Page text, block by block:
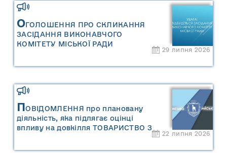
ОГОЛОШЕННЯ ПРО СКЛИКАННЯ
ЗАСІДАННЯ ВИКОНАВЧОГО
КОМІТЕТУ МІСЬКОЇ РАДИ
29 липня 2026
ПОВІДОМЛЕННЯ про плановану
діяльність, яка підлягає оцінці
впливу на довкілля ТОВАРИСТВО З
22 липня 2026